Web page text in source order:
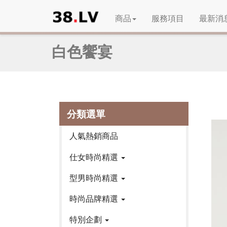
商品 服務項目 最新消
白色饗宴
分類選單
人氣熱銷商品
仕女時尚精選
型男時尚精選
時尚品牌精選
特別企劃